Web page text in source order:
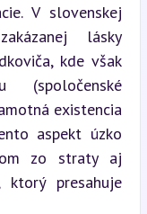
V slovenskej
lásky
kde však
(spoločenské
existencia
aspekt úzko
zo straty aj
ktorý presahuje